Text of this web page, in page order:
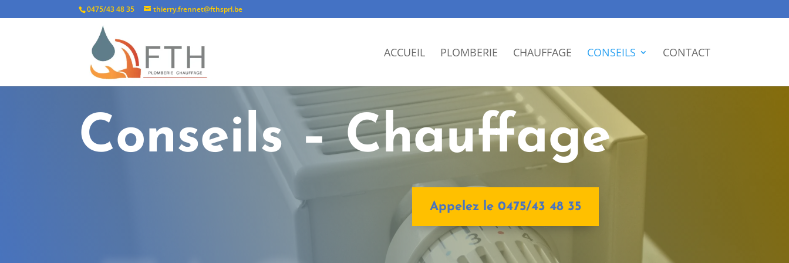
0475/43 48 35 thierry.frennet@fthsprl.be
ACCUEIL PLOMBERIE CHAUFFAGE CONSEILS CONTACT
Conseils – Chauffage
Appelez le 0475/43 48 35